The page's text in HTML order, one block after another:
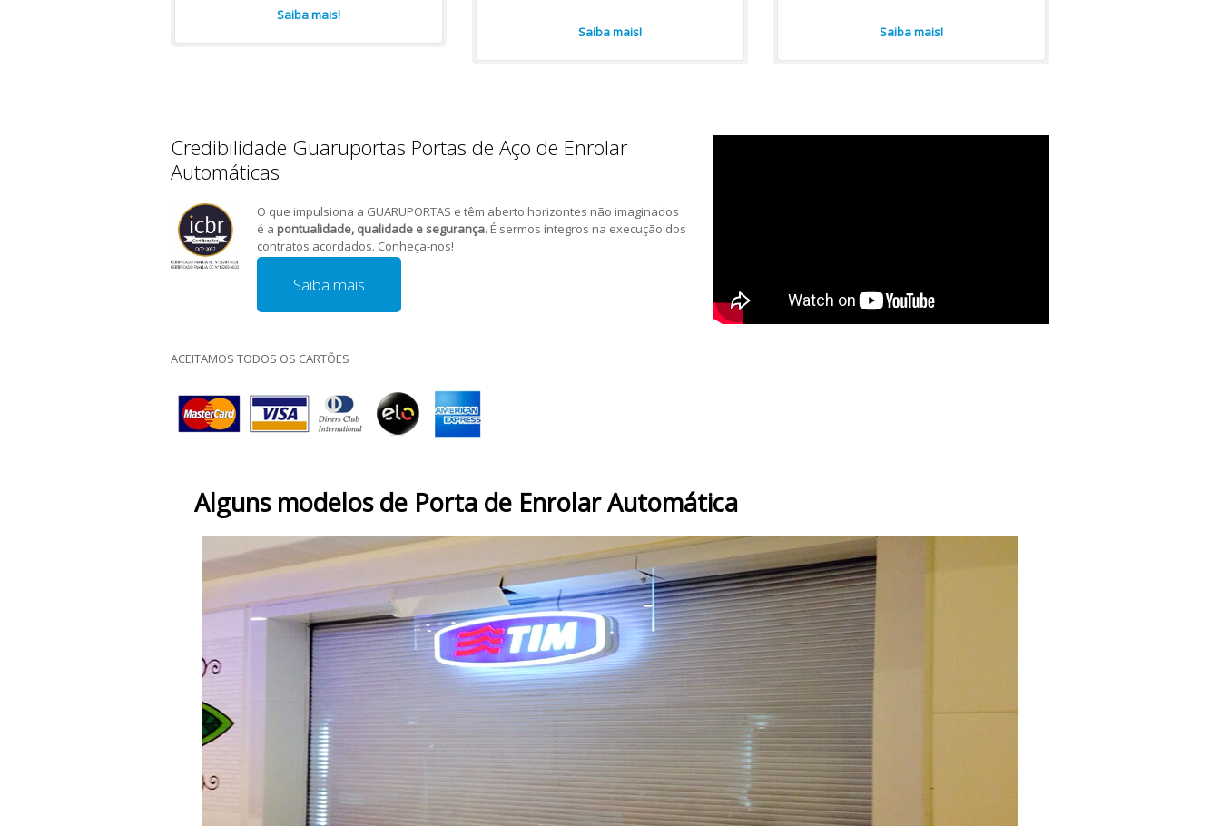
Saiba mais!
Saiba mais! Saiba mais!
Credibilidade Guaruportas Portas de Aço de Enrolar
Automáticas
O que impulsiona a GUARUPORTAS e têm aberto horizontes não imaginados
é a pontualidade, qualidade e segurança. É sermos íntegros na execução dos
contratos acordados. Conheça-nos!
Saiba mais
ACEITAMOS TODOS OS CARTÕES
Alguns modelos de Porta de Enrolar Automática